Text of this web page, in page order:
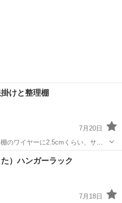
けと整理棚
7月20日
のワイヤーに2.5cmくらい、サビ
ている所があります。 サイズ高さ90cm 幅75cm 奥行き65.5cm
整理棚
た）ハンガーラック
7月18日